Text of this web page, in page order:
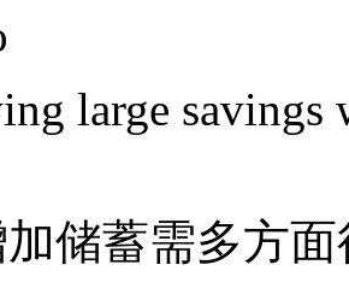
large savings
储蓄需多方面